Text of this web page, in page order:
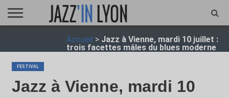
JAZZ
Accueil > Jazz à Vienne, mardi 10 juillet :
trois facettes mâles du blues moderne
FESTIVAL
Jazz à Vienne, mardi 10